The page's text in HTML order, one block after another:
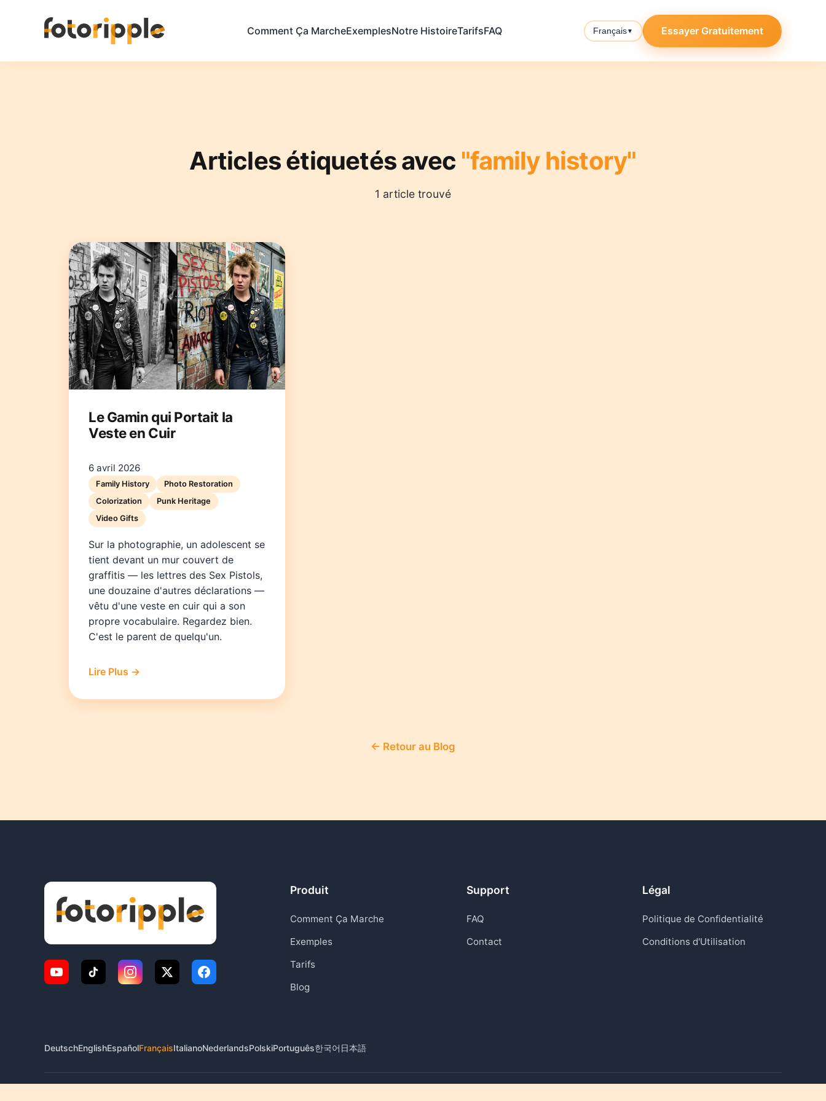
Comment Ça MarcheExemplesNotre HistoireTarifsFAQ Français▼ Essayer Gratuitement
Articles étiquetés avec "family history"
1 article trouvé
Le Gamin qui Portait la
Veste en Cuir
6 avril 2026
Family History
Photo Restoration
Colorization
Punk Heritage
Video Gifts
Sur la photographie, un adolescent se
tient devant un mur couvert de
graffitis — les lettres des Sex Pistols,
une douzaine d'autres déclarations —
vêtu d'une veste en cuir qui a son
propre vocabulaire. Regardez bien.
C'est le parent de quelqu'un.
Lire Plus →
← Retour au Blog
Produit
Comment Ça Marche
Exemples
Tarifs
Blog
Support
FAQ
Contact
Légal
Politique de Confidentialité
Conditions d'Utilisation
DeutschEnglishEspañolFrançaisItalianoNederlandsPolskiPortuguês한국어 日本語